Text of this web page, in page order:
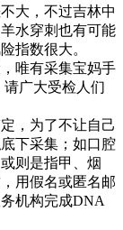
大，不过吉林中
水穿刺也有可能
指数很大。
唯有采集宝妈手
广大受检人们
，为了不让自己
下采集；如口腔
则是指甲、烟
用假名或匿名邮
机构完成DNA